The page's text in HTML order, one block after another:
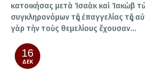
κατοικήσας μετὰ Ἰσαὰκ καὶ Ἰακὼβ
συγκληρονόμων τῆς ἐπαγγελίας τῆς
γὰρ τὴν τοὺς θεμελίους ἔχουσαν…
16
ΔΕΚ